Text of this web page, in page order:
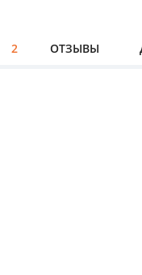
2 ОТЗЫВЫ